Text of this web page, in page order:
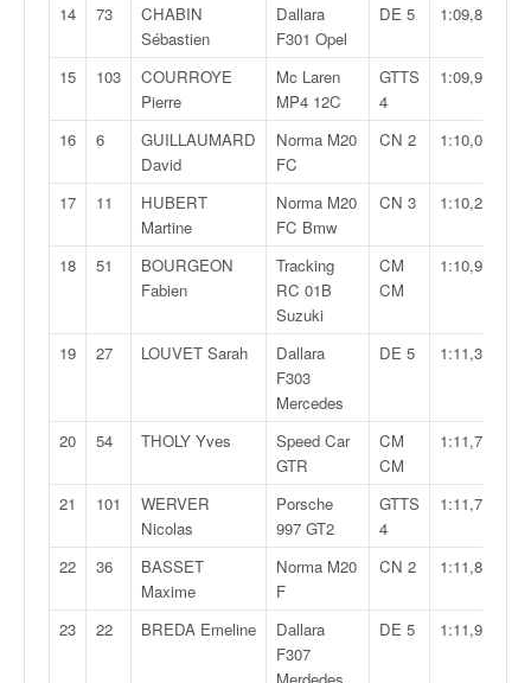
14 73
CHABIN
Sébastien
Dallara
F301 Opel
DE 5 1:09,854
15 103
COURROYE
Pierre
Mc Laren
MP4 12C
GTTS
4
1:09,980
16 6
GUILLAUMARD
David
Norma M20
FC
CN 2 1:10,076
17 11
HUBERT
Martine
Norma M20
FC Bmw
CN 3 1:10,271
18 51
BOURGEON
Fabien
Tracking
RC 01B
Suzuki
CM
CM
1:10,982
19 27 LOUVET Sarah
Dallara
F303
Mercedes
DE 5 1:11,398
20 54 THOLY Yves
Speed Car
GTR
CM
CM
1:11,730
21 101
WERVER
Nicolas
Porsche
997 GT2
GTTS
4
1:11,768
22 36
BASSET
Maxime
Norma M20
F
CN 2 1:11,801
23 22 BREDA Emeline
Dallara
F307
DE 5 1:11,901